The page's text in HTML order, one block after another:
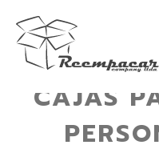
CAJAS